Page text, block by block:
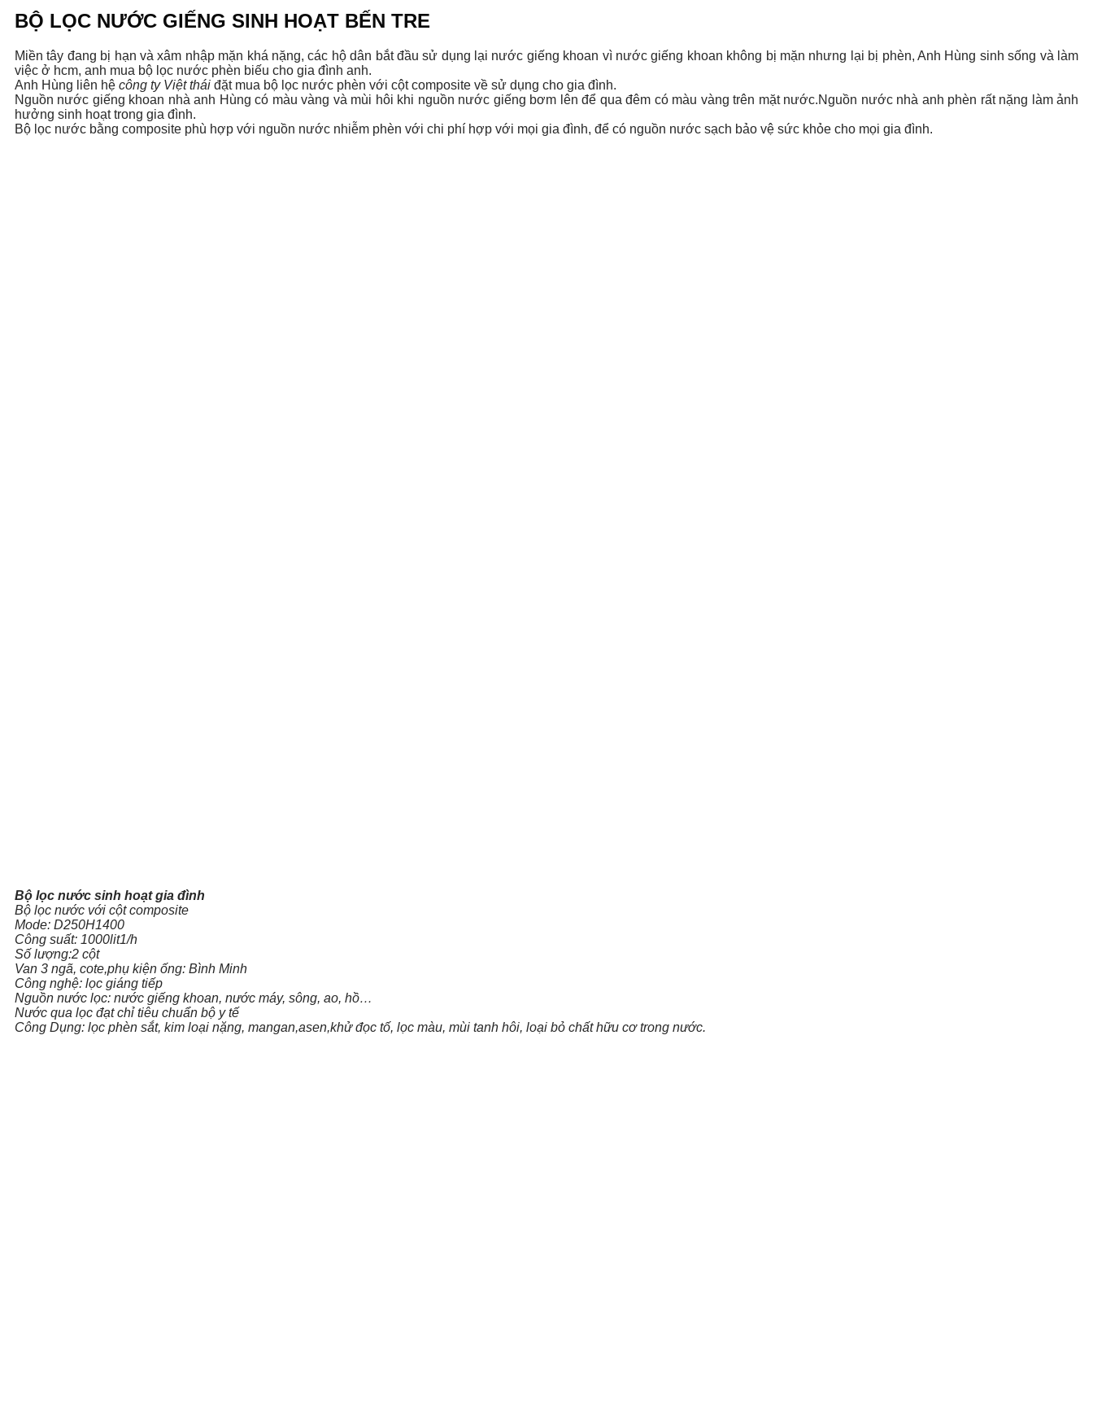
BỘ LỌC NƯỚC GIẾNG SINH HOẠT BẾN TRE
Miền tây đang bị hạn và xâm nhập mặn khá nặng, các hộ dân bắt đầu sử dụng lại nước giếng khoan vì nước giếng khoan không bị mặn nhưng lại bị phèn, Anh Hùng sinh sống và làm
việc ở hcm, anh mua bộ lọc nước phèn biếu cho gia đình anh.
Anh Hùng liên hệ công ty Việt thái đặt mua bộ lọc nước phèn với cột composite về sử dụng cho gia đình.
Nguồn nước giếng khoan nhà anh Hùng có màu vàng và mùi hôi khi nguồn nước giếng bơm lên để qua đêm có màu vàng trên mặt nước.Nguồn nước nhà anh phèn rất nặng làm ảnh
hưởng sinh hoạt trong gia đình.
Bộ lọc nước bằng composite phù hợp với nguồn nước nhiễm phèn với chi phí hợp với mọi gia đình, để có nguồn nước sạch bảo vệ sức khỏe cho mọi gia đình.
Bộ lọc nước sinh hoạt gia đình
Bộ lọc nước với cột composite
Mode: D250H1400
Công suất: 1000lit1/h
Số lượng:2 cột
Van 3 ngã, cote,phụ kiện ống: Bình Minh
Công nghệ: lọc giáng tiếp
Nguồn nước lọc: nước giếng khoan, nước máy, sông, ao, hồ…
Nước qua lọc đạt chỉ tiêu chuẩn bộ y tế
Công Dụng: lọc phèn sắt, kim loại nặng, mangan,asen,khử đọc tố, lọc màu, mùi tanh hôi, loại bỏ chất hữu cơ trong nước.